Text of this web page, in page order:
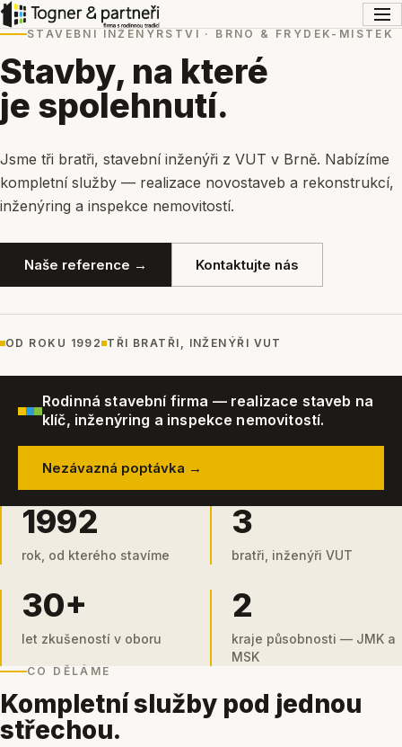
STAVEBNÍ INŽENÝRSTVÍ · BRNO & FRÝDEK-MÍSTEK
Stavby, na které
je spolehnutí.
Jsme tři bratři, stavební inženýři z VUT v Brně. Nabízíme
kompletní služby — realizace novostaveb a rekonstrukcí,
inženýring a inspekce nemovitostí.
Naše reference → Kontaktujte nás
OD ROKU 1992 TŘI BRATŘI, INŽENÝŘI VUT
Rodinná stavební firma — realizace staveb na
klíč, inženýring a inspekce nemovitostí.
Nezávazná poptávka →
1992
rok, od kterého stavíme
3
bratři, inženýři VUT
30+
let zkušeností v oboru
2
kraje působnosti — JMK a
MSK
CO DĚLÁME
Kompletní služby pod jednou
střechou.